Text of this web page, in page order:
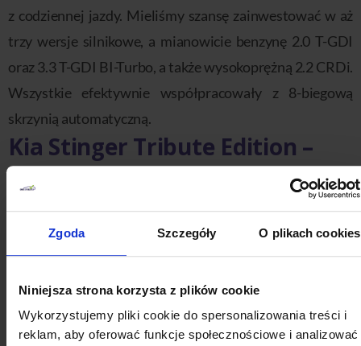
Zgoda Szczegóły O plikach cookies
Niniejsza strona korzysta z plików cookie
Wykorzystujemy pliki cookie do spersonalizowania treści i
reklam, aby oferować funkcje społecznościowe i analizować
z codziennej jazdy. Mieliśmy szansę zainwestować w aż
trzy wersje silnikowe, a mianowicie benzynę 2.0 T-GDI
oraz 3.3 T-GDI BI-Turbo, a także wysokoprężną 2.2 CRDi.
Wszystkie efektywnie współpracowały z 8-biegową
skrzynią automatyczną.
Kia Stinger Tribute Edition –
podsumowanie
Kia Stinger Tribute Edition jest zwieńczeniem produkcji
niepowtarzalnego modelu znanej nam wszystkim
południowokoreańskiej marki. Przez okres 6 lat
producent wypuszczał na rynek doskonale
zaprojektowaną, budzącą zainteresowanie wersję
swojego flagowej wersji samochodu.